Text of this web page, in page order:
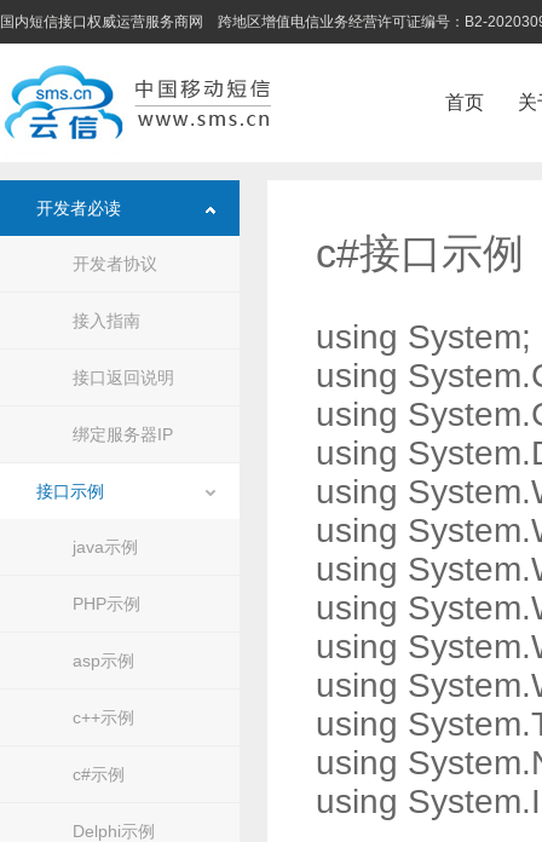
国内短信接口权威运营服务商网 跨地区增值电信业务经营许可证编号：B2-
首页 关
开发者必读
开发者协议
接入指南
接口返回说明
绑定服务器IP
接口示例
java示例
PHP示例
asp示例
c++示例
c#示例
Delphi示例
c#接口示例
using System;
using
using
using
using
using
using
using
using
using
using
using
using